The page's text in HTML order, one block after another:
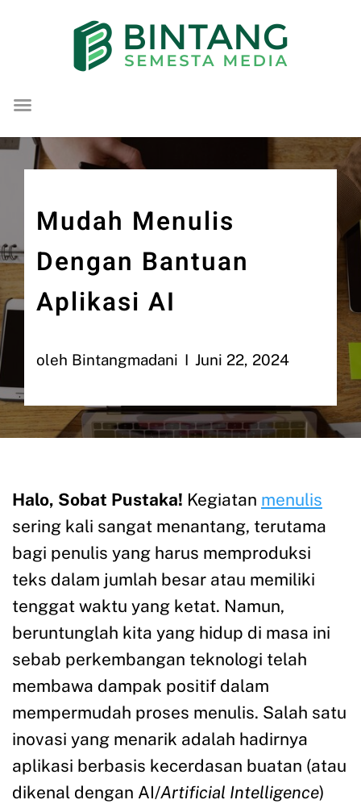
konten
Mudah Menulis
Dengan Bantuan
Aplikasi AI
oleh Bintangmadani Juni 22, 2024
Halo, Sobat Pustaka! Kegiatan menulis
sering kali sangat menantang, terutama
bagi penulis yang harus memproduksi
teks dalam jumlah besar atau memiliki
tenggat waktu yang ketat. Namun,
beruntunglah kita yang hidup di masa ini
sebab perkembangan teknologi telah
membawa dampak positif dalam
mempermudah proses menulis. Salah satu
inovasi yang menarik adalah hadirnya
aplikasi berbasis kecerdasan buatan (atau
dikenal dengan AI/Artificial Intelligence)